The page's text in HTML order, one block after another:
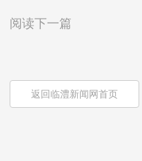
阅读下一篇
返回临澧新闻网首页